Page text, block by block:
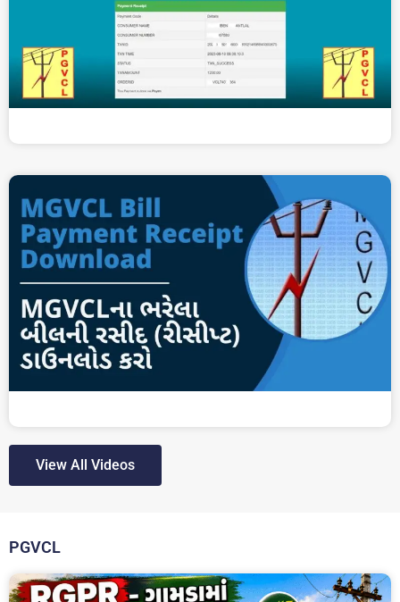
View All Videos
PGVCL